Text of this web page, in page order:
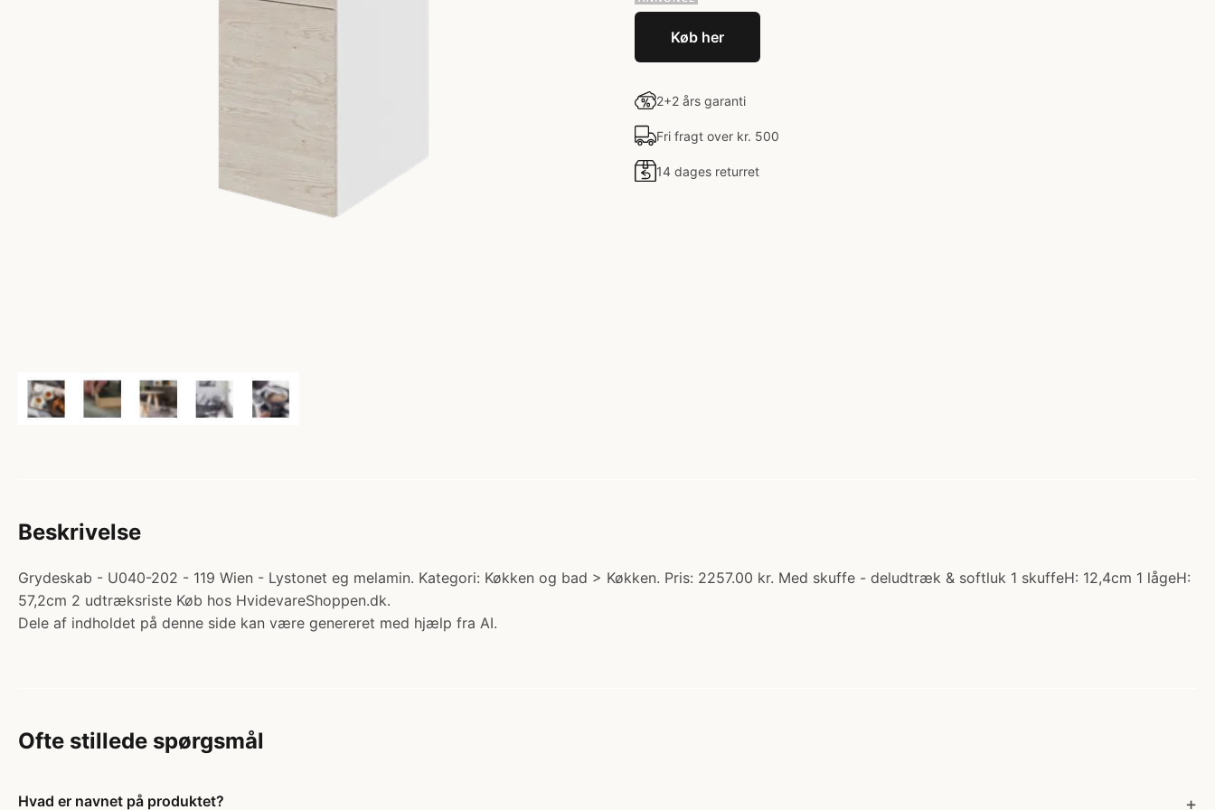
Køb her
2+2 års garanti
Fri fragt over kr. 500
14 dages returret
Beskrivelse
Grydeskab - U040-202 - 119 Wien - Lystonet eg melamin. Kategori: Køkken og bad > Køkken. Pris: 2257.00 kr. Med skuffe - deludtræk & softluk 1 skuffeH: 12,4cm 1 lågeH:
57,2cm 2 udtræksriste Køb hos HvidevareShoppen.dk.
Dele af indholdet på denne side kan være genereret med hjælp fra AI.
Ofte stillede spørgsmål
Hvad er navnet på produktet?